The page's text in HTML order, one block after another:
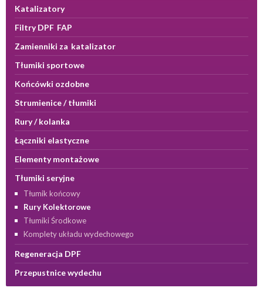
Katalizatory
Filtry DPF FAP
Zamienniki za katalizator
Tłumiki sportowe
Końcówki ozdobne
Strumienice / tłumiki
Rury / kolanka
Łączniki elastyczne
Elementy montażowe
Tłumiki seryjne
Tłumik końcowy
Rury Kolektorowe
Tłumiki Środkowe
Komplety układu wydechowego
Regeneracja DPF
Przepustnice wydechu